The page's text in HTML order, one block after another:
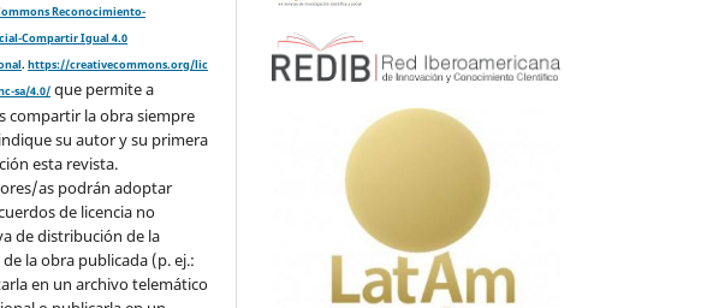
Reconocimiento-
Compartir Igual 4.0
.https://creativecommons.org/lic
sa/4.0/ que permite a
compartir la obra siempre
su autor y su primera
esta revista.
as podrán adoptar
de licencia no
de distribución de la
la obra publicada (p. ej.:
en un archivo telemático